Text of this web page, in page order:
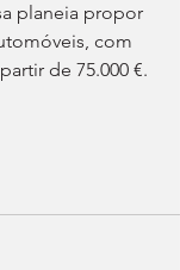
planeia propor
com
de 75.000 €.